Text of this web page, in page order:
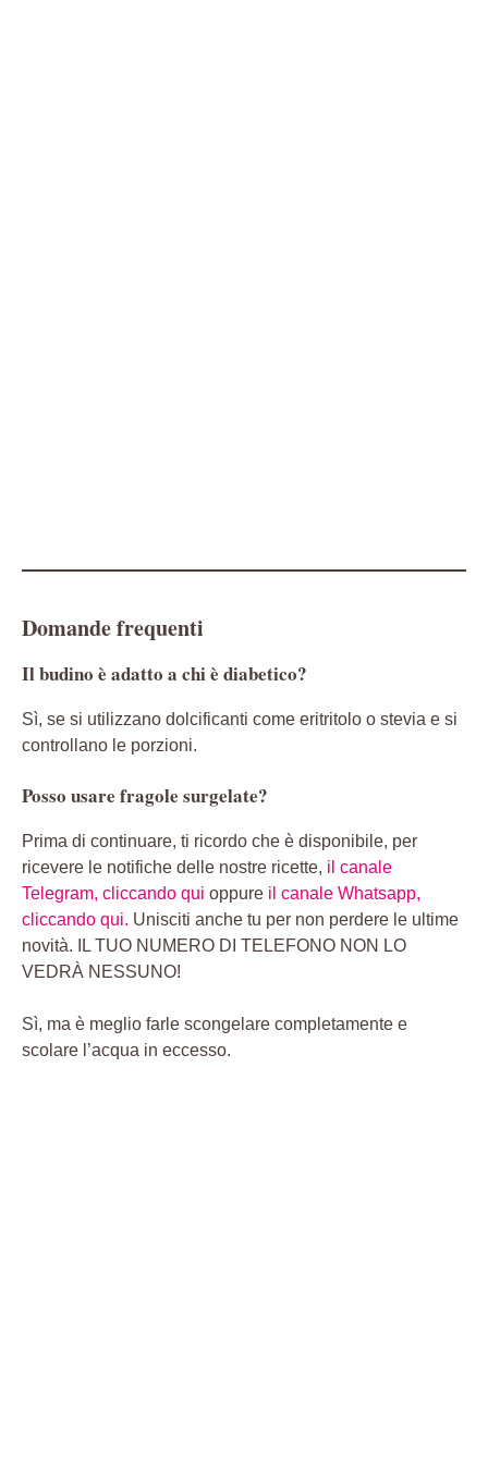
Domande frequenti
Il budino è adatto a chi è diabetico?
Sì, se si utilizzano dolcificanti come eritritolo o stevia e si
controllano le porzioni.
Posso usare fragole surgelate?
Prima di continuare, ti ricordo che è disponibile, per
ricevere le notifiche delle nostre ricette, il canale
Telegram, cliccando qui oppure il canale Whatsapp,
cliccando qui. Unisciti anche tu per non perdere le ultime
novità. IL TUO NUMERO DI TELEFONO NON LO
VEDRÀ NESSUNO!
Sì, ma è meglio farle scongelare completamente e
scolare l’acqua in eccesso.